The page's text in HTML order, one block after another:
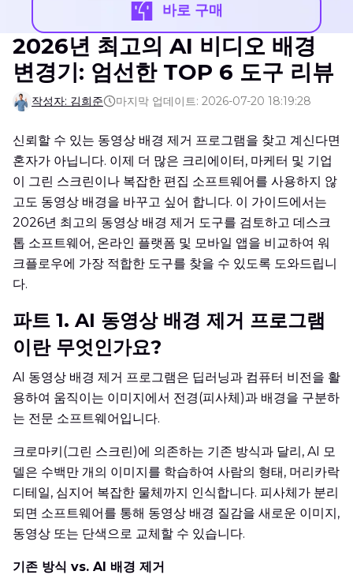
바로 구매
2026년 최고의 AI 비디오 배경
변경기: 엄선한 TOP 6 도구 리뷰
작성자: 김희준 마지막 업데이트: 2026-07-20 18:19:28
신뢰할 수 있는 동영상 배경 제거 프로그램을 찾고 계신다면
혼자가 아닙니다. 이제 더 많은 크리에이터, 마케터 및 기업
이 그린 스크린이나 복잡한 편집 소프트웨어를 사용하지 않
고도 동영상 배경을 바꾸고 싶어 합니다. 이 가이드에서는
2026년 최고의 동영상 배경 제거 도구를 검토하고 데스크
톱 소프트웨어, 온라인 플랫폼 및 모바일 앱을 비교하여 워
크플로우에 가장 적합한 도구를 찾을 수 있도록 도와드립니
다.
파트 1. AI 동영상 배경 제거 프로그램
이란 무엇인가요?
AI 동영상 배경 제거 프로그램은 딥러닝과 컴퓨터 비전을 활
용하여 움직이는 이미지에서 전경(피사체)과 배경을 구분하
는 전문 소프트웨어입니다.
크로마키(그린 스크린)에 의존하는 기존 방식과 달리, AI 모
델은 수백만 개의 이미지를 학습하여 사람의 형태, 머리카락
디테일, 심지어 복잡한 물체까지 인식합니다. 피사체가 분리
되면 소프트웨어를 통해 동영상 배경 질감을 새로운 이미지,
동영상 또는 단색으로 교체할 수 있습니다.
기존 방식 vs. AI 배경 제거